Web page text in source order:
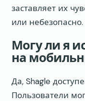
заставляет их
или небезопасно.
Могу ли я
на
Да, Shagle
Пользователи